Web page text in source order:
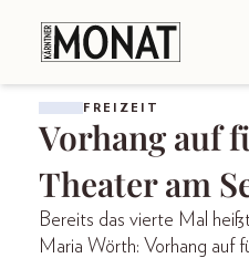
FREIZEIT
Vorhang auf
Theater am
Bereits das vierte Mal
Maria Wörth: Vorhang